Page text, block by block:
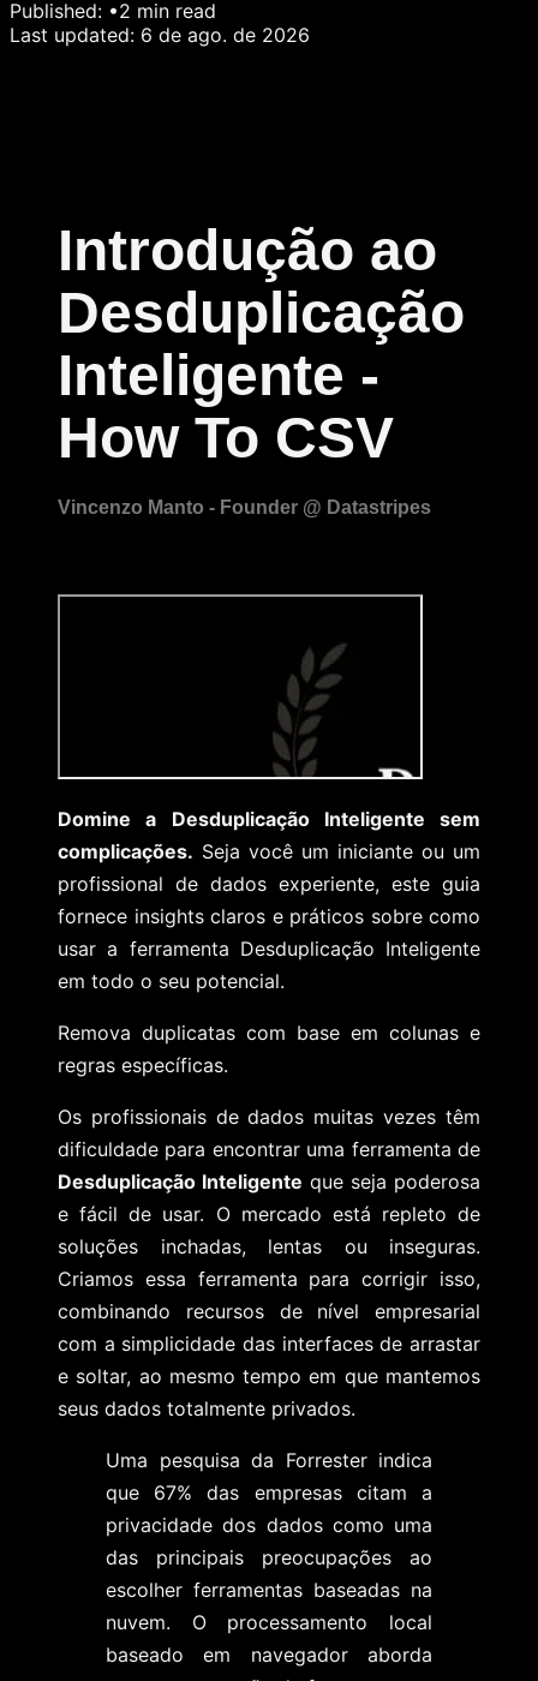
Published: •2 min read
Last updated: 6 de ago. de 2026
Introdução ao
Desduplicação
Inteligente -
How To CSV
Domine a Desduplicação Inteligente sem
complicações. Seja você um iniciante ou um
profissional de dados experiente, este guia
fornece insights claros e práticos sobre como
usar a ferramenta Desduplicação Inteligente
em todo o seu potencial.
Remova duplicatas com base em colunas e
regras específicas.
Os profissionais de dados muitas vezes têm
dificuldade para encontrar uma ferramenta de
Desduplicação Inteligente que seja poderosa
e fácil de usar. O mercado está repleto de
soluções inchadas, lentas ou inseguras.
Criamos essa ferramenta para corrigir isso,
combinando recursos de nível empresarial
com a simplicidade das interfaces de arrastar
e soltar, ao mesmo tempo em que mantemos
seus dados totalmente privados.
Uma pesquisa da Forrester indica
que 67% das empresas citam a
privacidade dos dados como uma
das principais preocupações ao
escolher ferramentas baseadas na
nuvem. O processamento local
baseado em navegador aborda